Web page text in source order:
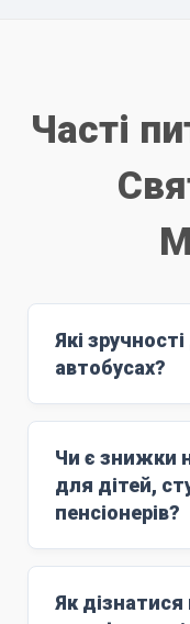
Часті
Які
автобусах?
м'які
Wi-Fi;
кондиціонер;
працюючий
Чи є знижки
для дітей,
пенсіонерів?
Знижки
років. Для
квитка
Як